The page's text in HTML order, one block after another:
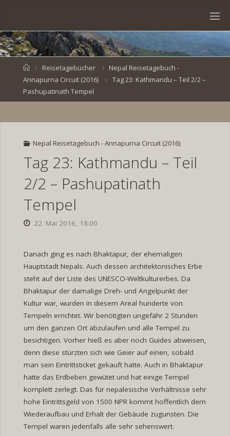
content
VEN
BR
DE
HomeReisetagebücher
Nepal Reisetagebuch -
Annapurna Circuit (2016)
Tag 23: Kathmandu – Teil 2/2 –
Pashupatinath Tempel
Nepal Reisetagebuch - Annapurna Circuit (2016)
Tag 23: Kathmandu – Teil
2/2 – Pashupatinath
Tempel
22. Mai 2016, 18:00
Danach ging es nach Bhaktapur, der ehemaligen
Hauptstadt Nepals. Auch dessen architektonisches Erbe
steht auf der Liste des UNESCO-Weltkulturerbes. Da
Bhaktapur der damalige Dreh- und Angelpunkt der
Kultur war, wurden in diesem Areal hunderte von
Tempeln errichtet. Wir benötigten ungefähr 2 Stunden
um den ganzen Ort abzulaufen und alle Tempel zu
besichtigen. Vorher hieß es aber noch Guides abweisen,
denn diese stürzten sich wie Geier auf einen, sobald
man sein Eintrittsticket gekauft hatte. Auch in Bhaktapur
hatte das Erdbeben gewütet und hat einige Tempel
komplett zerlegt. Das für nepalesische Verhältnisse sehr
hohe Eintrittsgeld von 1500 NPR kommt hoffentlich dem
Wiederaufbau und Erhalt der Gebäude zugunsten. Die
Tempel waren jedenfalls alle sehr sehenswert.